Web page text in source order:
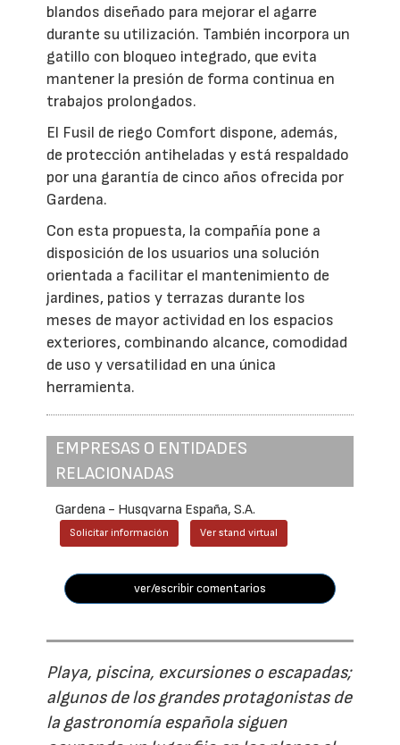
blandos diseñado para mejorar el agarre
durante su utilización. También incorpora un
gatillo con bloqueo integrado, que evita
mantener la presión de forma continua en
trabajos prolongados.
El Fusil de riego Comfort dispone, además,
de protección antiheladas y está respaldado
por una garantía de cinco años ofrecida por
Gardena.
Con esta propuesta, la compañía pone a
disposición de los usuarios una solución
orientada a facilitar el mantenimiento de
jardines, patios y terrazas durante los
meses de mayor actividad en los espacios
exteriores, combinando alcance, comodidad
de uso y versatilidad en una única
herramienta.
EMPRESAS O ENTIDADES
RELACIONADAS
Gardena - Husqvarna España, S.A.
Solicitar información Ver stand virtual
ver/escribir comentarios
Playa, piscina, excursiones o escapadas;
algunos de los grandes protagonistas de
la gastronomía española siguen